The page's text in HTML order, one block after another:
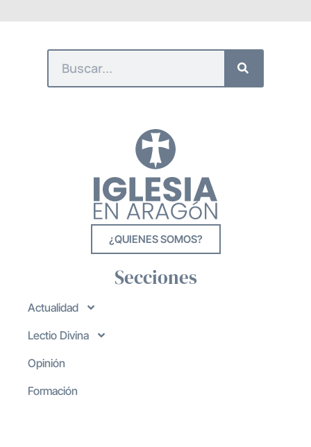
¿QUIENES SOMOS?
Secciones
Actualidad
Lectio Divina
Opinión
Formación